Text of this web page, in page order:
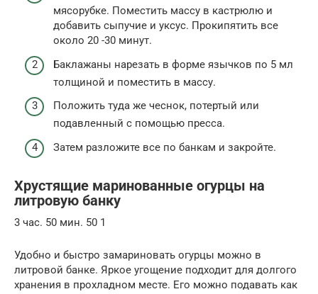
мясорубке. Поместить массу в кастрюлю и
добавить сыпучие и уксус. Прокипятить все
около 20 -30 минут.
Баклажаны нарезать в форме язычков по 5 мл
толщиной и поместить в массу.
Положить туда же чеснок, потертый или
подавленный с помощью пресса.
Затем разложите все по банкам и закройте.
Хрустящие маринованные огурцы на
литровую банку
3 час. 50 мин. 50 1
Удобно и быстро замариновать огурцы можно в
литровой банке. Яркое угощение подходит для долгого
хранения в прохладном месте. Его можно подавать как